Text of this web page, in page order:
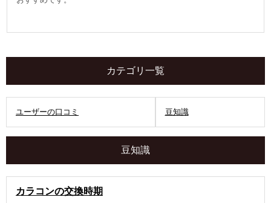
カテゴリ一覧
ユーザーの口コミ 豆知識
豆知識
カラコンの交換時期